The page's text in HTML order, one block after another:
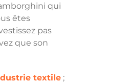
qui
êtes
pas
que son
textile ;